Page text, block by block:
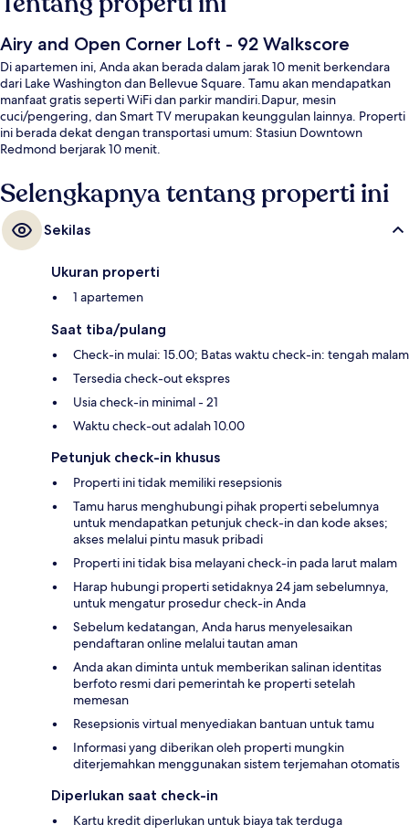
Airy and Open Corner Loft - 92 Walkscore
Di apartemen ini, Anda akan berada dalam jarak 10 menit berkendara
dari Lake Washington dan Bellevue Square. Tamu akan mendapatkan
manfaat gratis seperti WiFi dan parkir mandiri.Dapur, mesin
cuci/pengering, dan Smart TV merupakan keunggulan lainnya. Properti
ini berada dekat dengan transportasi umum: Stasiun Downtown
Redmond berjarak 10 menit.
Selengkapnya tentang properti ini
Sekilas
Ukuran properti
1 apartemen
Saat tiba/pulang
Check-in mulai: 15.00; Batas waktu check-in: tengah malam
Tersedia check-out ekspres
Usia check-in minimal - 21
Waktu check-out adalah 10.00
Petunjuk check-in khusus
Properti ini tidak memiliki resepsionis
Tamu harus menghubungi pihak properti sebelumnya
untuk mendapatkan petunjuk check-in dan kode akses;
akses melalui pintu masuk pribadi
Properti ini tidak bisa melayani check-in pada larut malam
Harap hubungi properti setidaknya 24 jam sebelumnya,
untuk mengatur prosedur check-in Anda
Sebelum kedatangan, Anda harus menyelesaikan
pendaftaran online melalui tautan aman
Anda akan diminta untuk memberikan salinan identitas
berfoto resmi dari pemerintah ke properti setelah
memesan
Resepsionis virtual menyediakan bantuan untuk tamu
Informasi yang diberikan oleh properti mungkin
diterjemahkan menggunakan sistem terjemahan otomatis
Diperlukan saat check-in
Kartu kredit diperlukan untuk biaya tak terduga